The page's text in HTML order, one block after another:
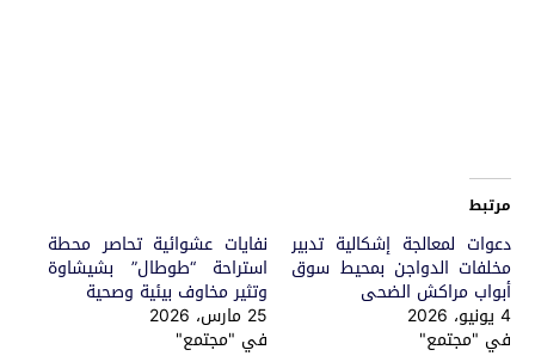
مرتبط
دعوات لمعالجة إشكالية تدبير
مخلفات الدواجن بمحيط سوق
أبواب مراكش الضحى
4 يونيو، 2026
في "مجتمع"
نفايات عشوائية تحاصر محطة
استراحة “طوطال” بشيشاوة
وتثير مخاوف بيئية وصحية
25 مارس، 2026
في "مجتمع"